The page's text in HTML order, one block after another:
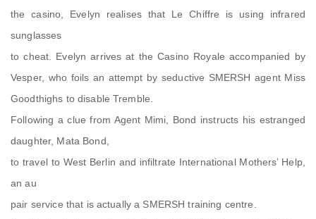
the casino, Evelyn realises that Le Chiffre is using infrared
sunglasses
to cheat. Evelyn arrives at the Casino Royale accompanied by
Vesper, who foils an attempt by seductive SMERSH agent Miss
Goodthighs to disable Tremble.
Following a clue from Agent Mimi, Bond instructs his estranged
daughter, Mata Bond,
to travel to West Berlin and infiltrate International Mothers’ Help,
an au
pair service that is actually a SMERSH training centre.